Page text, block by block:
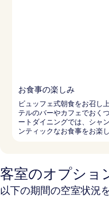
お食事の楽しみ
ビュッフェ式朝食をお召し
テルのバーやカフェでおく
ートダイニングでは、シャ
ンティックなお食事をお楽
客室のオプショ
以下の期間の空室状況